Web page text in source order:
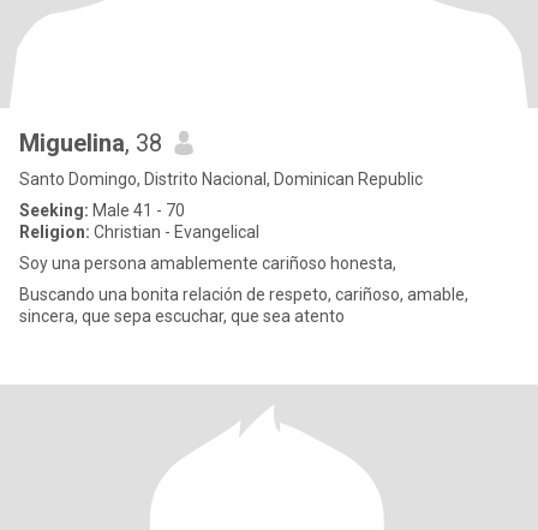
Miguelina, 38
Santo Domingo, Distrito Nacional, Dominican Republic
Seeking: Male 41 - 70
Religion: Christian - Evangelical
Soy una persona amablemente cariñoso honesta,
Buscando una bonita relación de respeto, cariñoso, amable,
sincera, que sepa escuchar, que sea atento